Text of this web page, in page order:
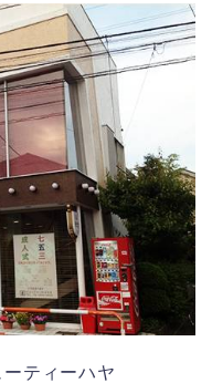
ティーハヤ